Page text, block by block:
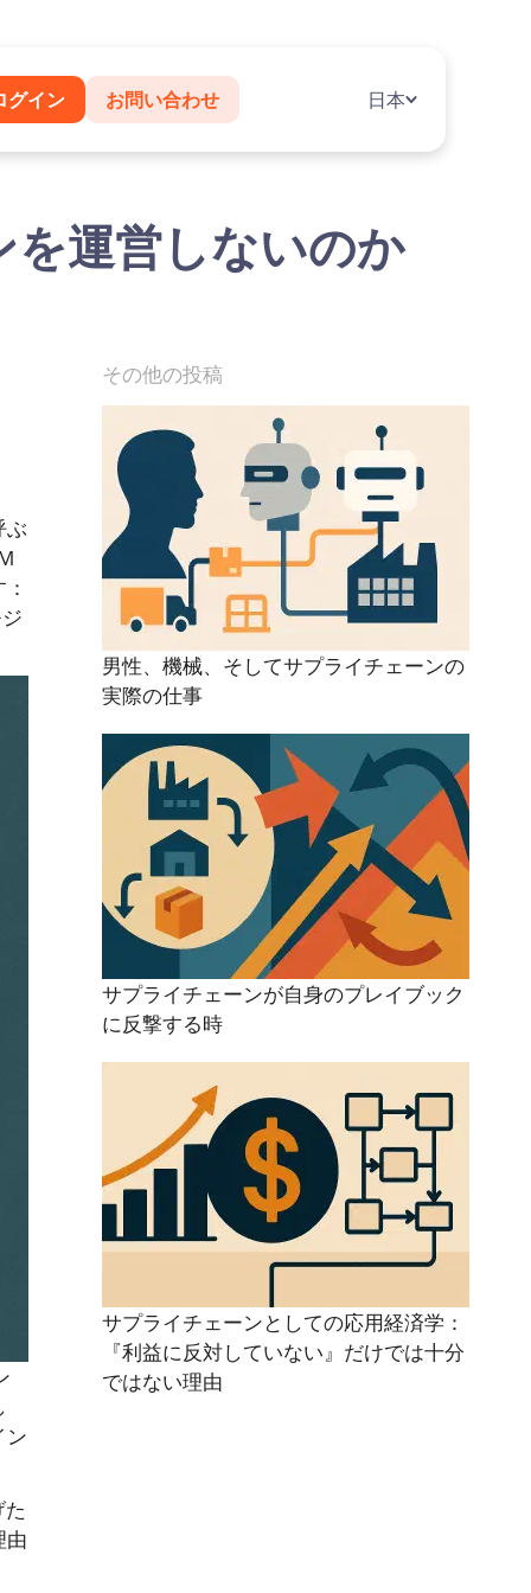
グイン お問い合わせ 日本
を運営しないのか
ぶ
ン
由
その他の投稿
男性、機械、そしてサプライチェーンの
実際の仕事
サプライチェーンが自身のプレイブック
に反撃する時
サプライチェーンとしての応用経済学：
『利益に反対していない』だけでは十分
ではない理由